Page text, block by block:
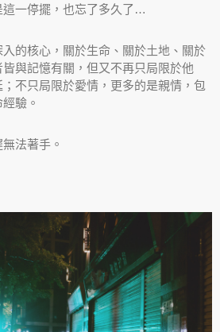
一停擺，也忘了多久了…
的核心，關於生命、關於土地、關於
與記憶有關，但又不再只局限於他
不只局限於愛情，更多的是親情，包
驗。
法著手。